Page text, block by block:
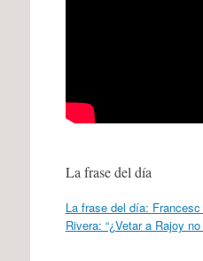
La frase del día
La frase del día:
Rivera: “¿Vetar a Rajoy